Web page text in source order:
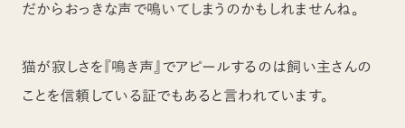
だからおっきな声で鳴いてしまうのかもしれませんね。
猫が寂しさを『鳴き声』でアピールするのは飼い主さんの
ことを信頼している証でもあると言われています。